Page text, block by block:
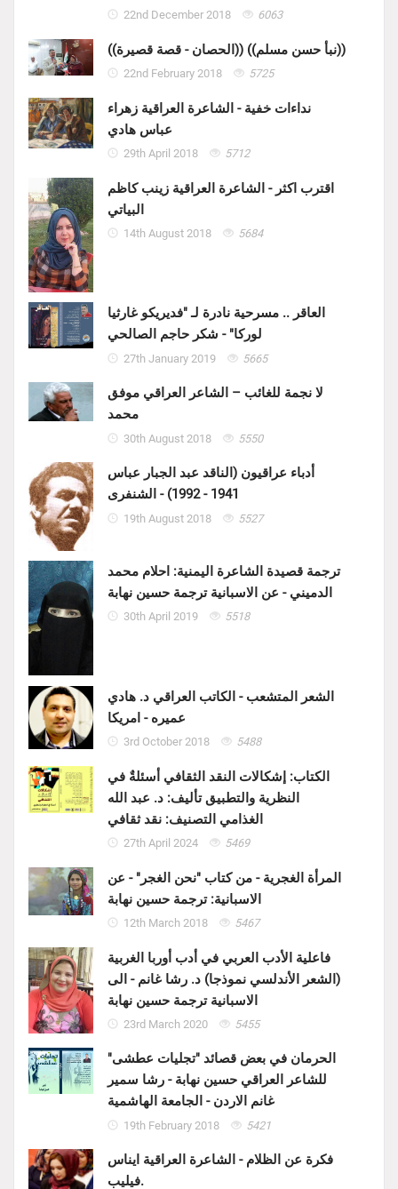
22nd December 2018 6063
((الحصان - قصة قصيرة)) ((نبأ حسن مسلم))
22nd February 2018 5725
نداءات خفية - الشاعرة العراقية زهراء
عباس هادي
29th April 2018 5712
اقترب اكثر - الشاعرة العراقية زينب كاظم
البياتي
14th August 2018 5684
العاقر .. مسرحية نادرة لـ "فديريكو غارثيا
لوركا" - شكر حاجم الصالحي
27th January 2019 5665
لا نجمة للغائب – الشاعر العراقي موفق
محمد
30th August 2018 5550
أدباء عراقيون (الناقد عبد الجبار عباس
1941 - 1992) - الشنفرى
19th August 2018 5527
ترجمة قصيدة الشاعرة اليمنية: احلام محمد
الدميني - عن الاسبانية ترجمة حسين نهابة
30th April 2019 5518
الشعر المتشعب - الكاتب العراقي د. هادي
عميره - امريكا
3rd October 2018 5488
الكتاب: إشكالات النقد الثقافي أسئلةٌ في
النظرية والتطبيق تأليف: د. عبد الله
الغذامي التصنيف: نقد ثقافي
27th April 2024 5469
المرأة الغجرية - من كتاب "نحن الغجر" - عن
الاسبانية: ترجمة حسين نهابة
12th March 2018 5467
فاعلية الأدب العربي في أدب أوربا الغربية
(الشعر الأندلسي نموذجا) د. رشا غانم - الى
الاسبانية ترجمة حسين نهابة
23rd March 2020 5455
الحرمان في بعض قصائد "تجليات عطشى"
للشاعر العراقي حسين نهابة - رشا سمير
غانم الاردن - الجامعة الهاشمية
19th February 2018 5421
فكرة عن الظلام - الشاعرة العراقية ايناس
فيليب.